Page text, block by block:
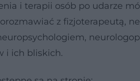
i terapii osób po udarze
z fizjoterapeutą,
i ich bliskich.